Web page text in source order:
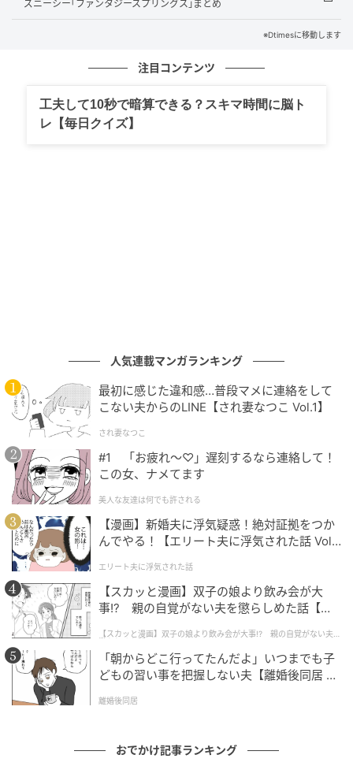
和モダンのダイニングで味わう創作コース料
されます。
箱根の地形を地産食材で再現したアーティスティック
な一皿が揃い、ジャンルを超えた創作美食として構成
されています。
愛犬同伴のままテーブル席を利用できる設計で、食事
の時間も家族全員でともに過ごせます。
広々としたスイートルームと箱根の温泉体験
ズニーシー｢ファンタジースプリングス｣まとめ
※Dtimesに移動します
注目コンテンツ
工夫して10秒で暗算できる？スキマ時間に脳ト
レ【毎日クイズ】
人気連載マンガランキング
最初に感じた違和感…普段マメに連絡をして
こない夫からのLINE【され妻なつこ Vol.1】
され妻なつこ
#1 「お疲れ〜♡」遅刻するなら連絡して！
この女、ナメてます
美人な友達は何でも許される
【漫画】新婚夫に浮気疑惑！絶対証拠をつか
んでやる！【エリート夫に浮気された話 Vol.
エリート夫に浮気された話
【スカッと漫画】双子の娘より飲み会が大
事!? 親の自覚がない夫を懲らしめた話【第1
【スカッと漫画】双子の娘より飲み会が大事!? 親の自覚がない夫を
懲らしめた話
「朝からどこ行ってたんだよ」いつまでも子
どもの習い事を把握しない夫【離婚後同居 Vo
離婚後同居
おでかけ記事ランキング